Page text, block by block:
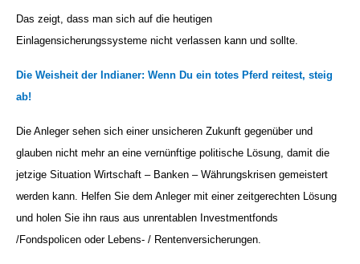
Das zeigt, dass man sich auf die heutigen
Einlagensicherungssysteme nicht verlassen kann und sollte.
Die Weisheit der Indianer: Wenn Du ein totes Pferd reitest, steig
ab!
Die Anleger sehen sich einer unsicheren Zukunft gegenüber und
glauben nicht mehr an eine vernünftige politische Lösung, damit die
jetzige Situation Wirtschaft – Banken – Währungskrisen gemeistert
werden kann. Helfen Sie dem Anleger mit einer zeitgerechten Lösung
und holen Sie ihn raus aus unrentablen Investmentfonds
/Fondspolicen oder Lebens- / Rentenversicherungen.